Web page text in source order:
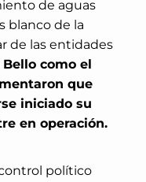
de aguas
blanco de la
de las entidades
como el
que
iniciado su
en operación.
político